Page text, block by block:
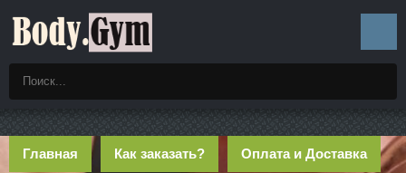
Главная Как заказать? Оплата и Доставка